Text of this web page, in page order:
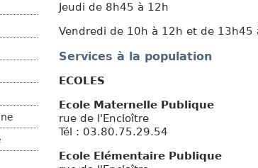
Jeudi de 8h45 à 12h
Vendredi de 10h à 12h et de 13h45
Services à la population
ECOLES
Ecole Maternelle Publique
rue de l'Encloître
Tél : 03.80.75.29.54
Ecole Elémentaire Publique